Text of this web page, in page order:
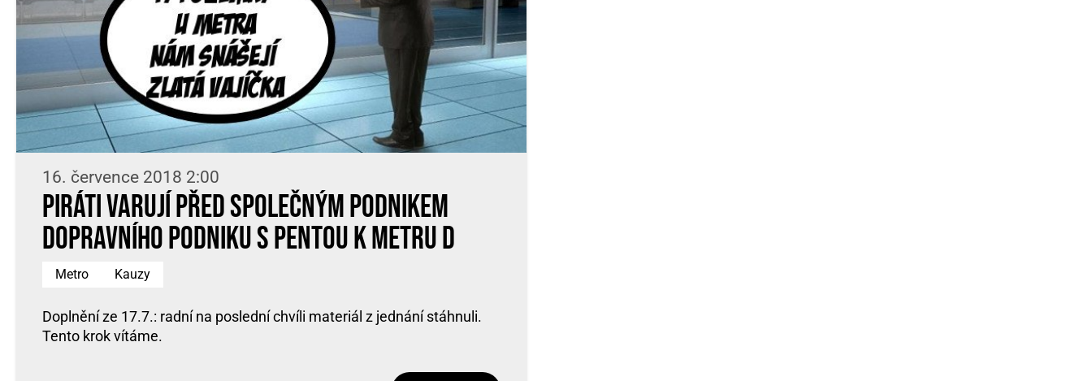
16. července 2018 2:00
Piráti varují před společným podnikem
Dopravního podniku s Pentou k metru D
Metro Kauzy
Doplnění ze 17.7.: radní na poslední chvíli materiál z jednání stáhnuli.
Tento krok vítáme.